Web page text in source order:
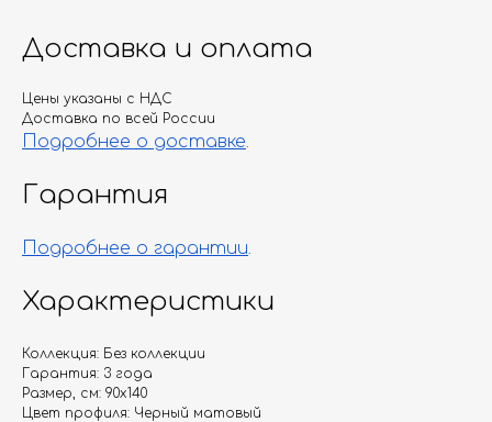
Доставка и оплата
Цены указаны с НДС
Доставка по всей России
Подробнее о доставке.
Гарантия
Подробнее о гарантии.
Характеристики
Коллекция: Без коллекции
Гарантия: 3 года
Размер, см: 90х140
Цвет профиля: Черный матовый